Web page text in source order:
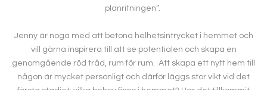
planritningen”.
Jenny är noga med att betona helhetsintrycket i hemmet och
vill gärna inspirera till att se potentialen och skapa en
genomgående röd tråd, rum för rum. Att skapa ett nytt hem till
någon är mycket personligt och därför läggs stor vikt vid det